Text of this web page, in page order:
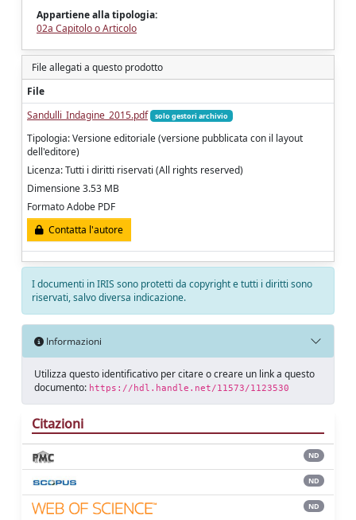
Appartiene alla tipologia:
02a Capitolo o Articolo
File allegati a questo prodotto
File
Sandulli_Indagine_2015.pdf
solo gestori archivio
Tipologia: Versione editoriale (versione pubblicata con il layout
dell'editore)
Licenza: Tutti i diritti riservati (All rights reserved)
Dimensione 3.53 MB
Formato Adobe PDF
Contatta l'autore
I documenti in IRIS sono protetti da copyright e tutti i diritti sono
riservati, salvo diversa indicazione.
Informazioni
Utilizza questo identificativo per citare o creare un link a questo
documento: https://hdl.handle.net/11573/1123530
Citazioni
ND
ND
ND